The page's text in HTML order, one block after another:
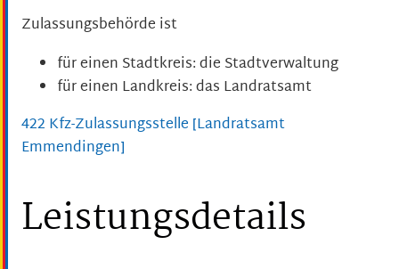
Zulassungsbehörde ist
für einen Stadtkreis: die Stadtverwaltung
für einen Landkreis: das Landratsamt
422 Kfz-Zulassungsstelle [Landratsamt
Emmendingen]
Leistungsdetails